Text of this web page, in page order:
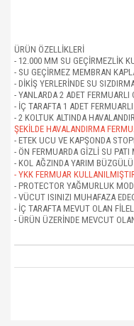
ÜRÜN ÖZELLİKLERİ
- 12.000 MM SU GEÇİRMEZLİK
- SU GEÇİRMEZ MEMBRAN
- DİKİŞ YERLERİNDE SU
- YANLARDA 2 ADET FERMUARLI
- İÇ TARAFTA 1 ADET
- 2 KOLTUK ALTINDA
ŞEKİLDE HAVALANDIRMA
- ETEK UCU VE KAPŞONDA
- ÖN FERMUARDA GİZLİ SU PATI
- KOL AĞZINDA YARIM
- YKK FERMUAR
- PROTECTOR YAĞMURLUK
- VÜCUT ISINIZI MUHAFAZA
- İÇ TARAFTA MEVUT OLAN
- ÜRÜN ÜZERİNDE MEVCUT